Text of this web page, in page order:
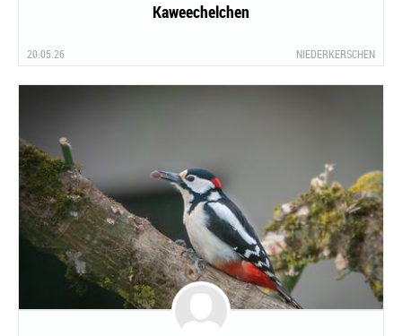
Kaweechelchen
20.05.26 NIEDERKERSCHEN